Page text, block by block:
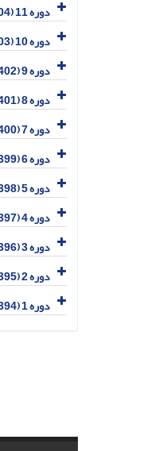
دوره 11 (1404)
دوره 10 (1403)
دوره 9 (1402)
دوره 8 (1401)
دوره 7 (1400)
دوره 6 (1399)
دوره 5 (1398)
دوره 4 (1397)
دوره 3 (1396)
دوره 2 (1395)
دوره 1 (1394)